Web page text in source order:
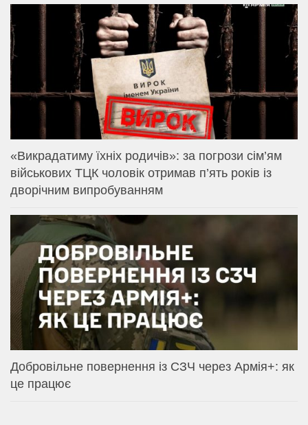
«Викрадатиму їхніх родичів»: за погрози сім’ям
військових ТЦК чоловік отримав п’ять років із
дворічним випробуванням
Добровільне повернення із СЗЧ через Армія+: як
це працює